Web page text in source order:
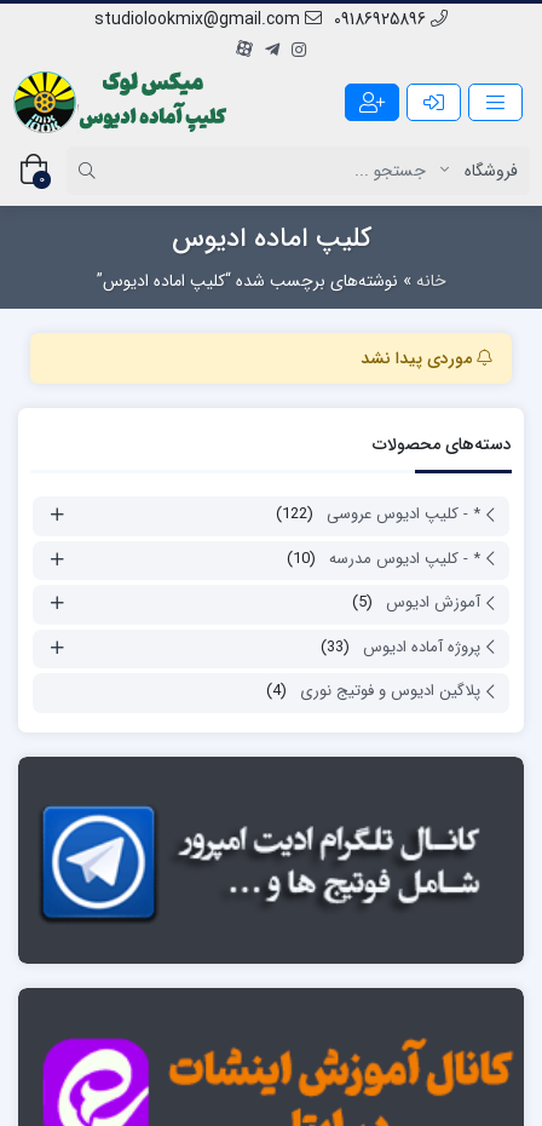
09186925896
studiolookmix@gmail.com
0
کلیپ اماده ادیوس
خانه» نوشته‌های برچسب شده “کلیپ اماده ادیوس”
موردی پیدا نشد
دسته‌های محصولات
* - کلیپ ادیوس عروسی
(122)
* - کلیپ ادیوس مدرسه (10)
آموزش ادیوس
(5)
پروژه آماده ادیوس
(33)
پلاگین ادیوس و فوتیج نوری
(4)